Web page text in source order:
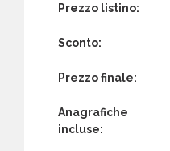
Prezzo listino:
Sconto:
Prezzo finale:
Anagrafiche
incluse: